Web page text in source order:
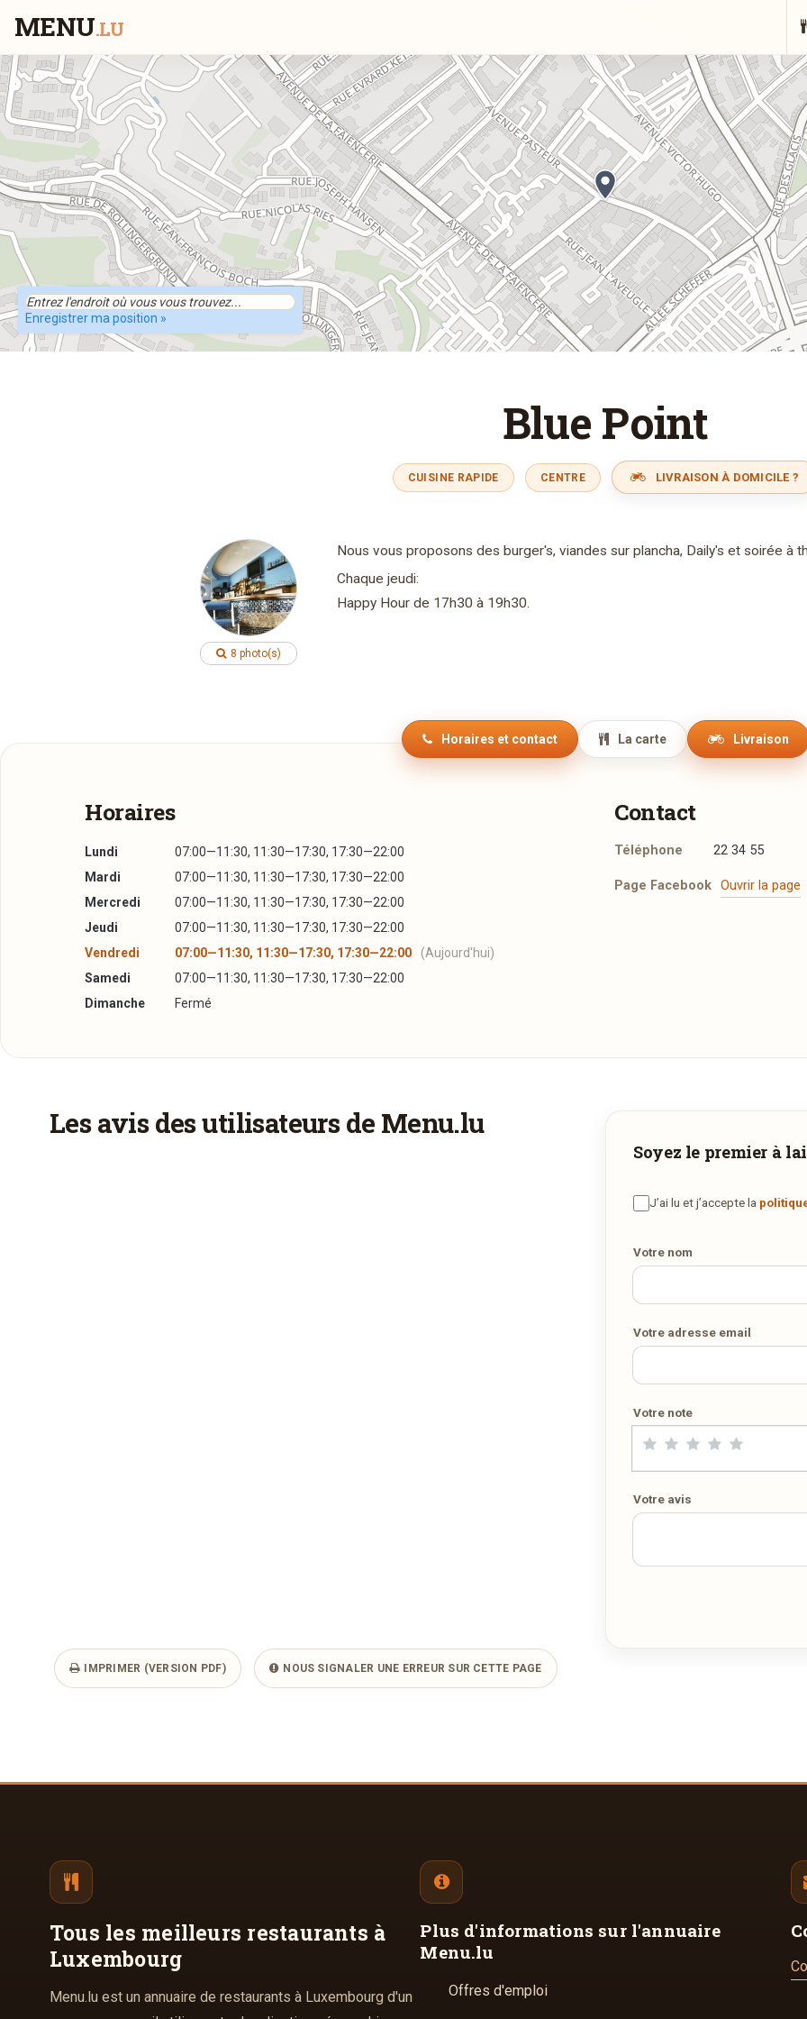
MENU.LU
Enregistrer ma position »
Blue Point
CUISINE RAPIDE CENTRE LIVRAISON À DOMICILE ?
8 photo(s)
Nous vous proposons des burger's, viandes sur plancha, Daily's et soirée à
Chaque jeudi:
Happy Hour de 17h30 à 19h30.
Horaires et contact La carte Livraison
Horaires
Lundi
07:00—11:30, 11:30—17:30, 17:30—22:00
Mardi
07:00—11:30, 11:30—17:30, 17:30—22:00
Mercredi
07:00—11:30, 11:30—17:30, 17:30—22:00
Jeudi
07:00—11:30, 11:30—17:30, 17:30—22:00
Vendredi
07:00—11:30, 11:30—17:30, 17:30—22:00
(Aujourd'hui)
Samedi
07:00—11:30, 11:30—17:30, 17:30—22:00
Dimanche
Fermé
Contact
Téléphone 22 34 55
Page Facebook Ouvrir la page
Vous aimeriez être livré ?
maison ? Ce restaurant ne propose pas encore la livraison en
livré chez vous !
DÉCOUVRIR LA LIVRAISON SUR WEDELY.COM
DES MILLIERS DE PLATS LIVRÉS AU LUXEMBOURG
Les avis des utilisateurs de Menu.lu
Soyez le premier à
J’ai lu et j’accepte la
Votre nom
Votre adresse email
Votre note
Votre avis
IMPRIMER (VERSION PDF) NOUS SIGNALER UNE ERREUR SUR CETTE PAGE
Tous les meilleurs restaurants à
Luxembourg
Menu.lu est un annuaire de restaurants à Luxembourg d'un
Plus d'informations sur l'annuaire
Menu.lu
Offres d'emploi